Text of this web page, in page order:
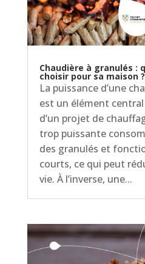
Chaudière à granulés :
choisir pour sa maison ?
La puissance d’une
est un élément
d’un projet de
trop puissante
des granulés et
courts, ce qui peut
vie. À l’inverse, une...